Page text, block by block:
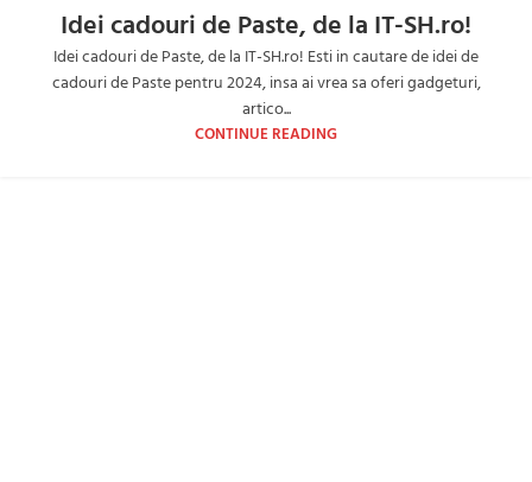
Idei cadouri de Paste, de la IT-SH.ro!
Idei cadouri de Paste, de la IT-SH.ro! Esti in cautare de idei de
cadouri de Paste pentru 2024, insa ai vrea sa oferi gadgeturi,
artico...
CONTINUE READING